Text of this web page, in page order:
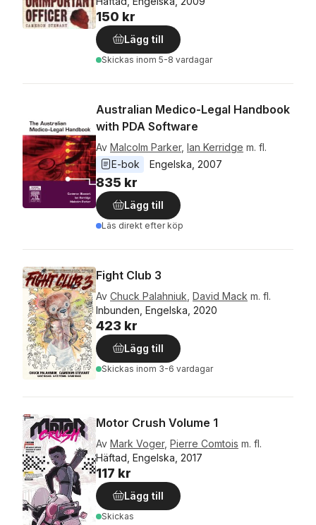
150 kr
Lägg till
Skickas inom 5-8 vardagar
Australian Medico-Legal Handbook
with PDA Software
Av Malcolm Parker, Ian Kerridge m. fl.
E-bok
Engelska 2007
835 kr
Lägg till
Läs direkt efter köp
Fight Club 3
Av Chuck Palahniuk David Mack m. fl.
Inbunden, Engelska, 2020
423 kr
Lägg till
Skickas inom 3-6 vardagar
Motor Crush Volume 1
Av Mark Voger, Pierre Comtois m. fl.
Häftad, Engelska, 2017
117 kr
Lägg till
Skickas